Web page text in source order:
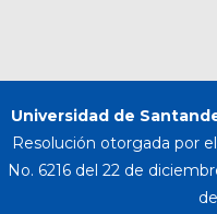
Universidad de
Resolución otorgada por
No. 6216 del 22 de